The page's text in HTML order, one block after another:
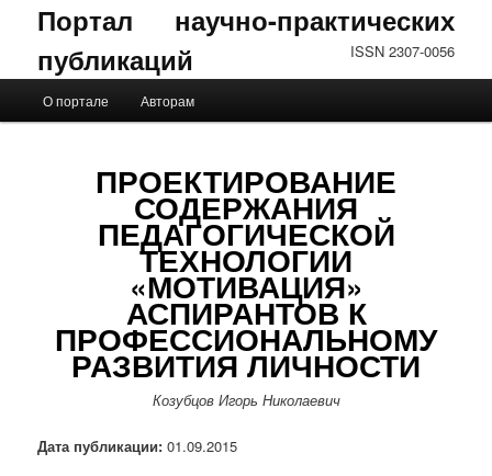
Портал научно-практических
публикаций
ISSN 2307-0056
Перейти к основному содержимому
Перейти к дополнительному содержимому
О портале Авторам
ПРОЕКТИРОВАНИЕ
СОДЕРЖАНИЯ
ПЕДАГОГИЧЕСКОЙ
ТЕХНОЛОГИИ
«МОТИВАЦИЯ»
АСПИРАНТОВ К
ПРОФЕССИОНАЛЬНОМУ
РАЗВИТИЯ ЛИЧНОСТИ
Козубцов Игорь Николаевич
Дата публикации: 01.09.2015